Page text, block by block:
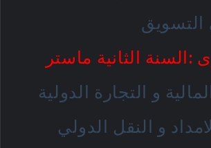
:السنة الثانية ماستر
و التجارة الدولية
و النقل الدولي